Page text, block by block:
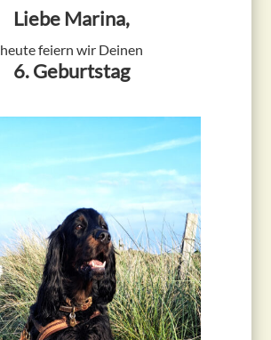
Liebe Marina,
heute feiern wir Deinen
6. Geburtstag